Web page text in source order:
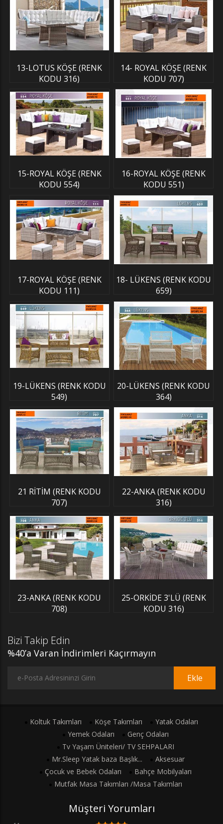
13-LOTUS KÖŞE (RENK
KODU 316)
14- ROYAL KÖŞE (RENK
KODU 707)
15-ROYAL KÖŞE (RENK
KODU 554)
16-ROYAL KÖŞE (RENK
KODU 551)
17-ROYAL KÖŞE (RENK
KODU 111)
18- LÜKENS (RENK KODU
659)
19-LÜKENS (RENK KODU
549)
20-LÜKENS (RENK KODU
364)
21 RİTİM (RENK KODU
707)
22-ANKA (RENK KODU
316)
23-ANKA (RENK KODU
708)
25-ORKİDE 3'LÜ (RENK
KODU 316)
Bizi Takip Edin
%40’a Varan İndirimleri Kaçırmayın
Ekle
Koltuk Takımları Köşe Takımları
Yatak Odaları
Yemek Odaları
Genç Odaları
Tv Yaşam Üniteleri/ TV SEHPALARI
Mr.Sleep Yatak baza Başlık...
Aksesuar
Çocuk ve Bebek Odaları
Bahçe Mobilyaları
Mutfak Masa Takımları /Masa Takımları
Müşteri Yorumları